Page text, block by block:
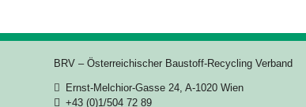
BRV – Österreichischer Baustoff-Recycling Verband
Ernst-Melchior-Gasse 24, A-1020 Wien
+43 (0)1/504 72 89